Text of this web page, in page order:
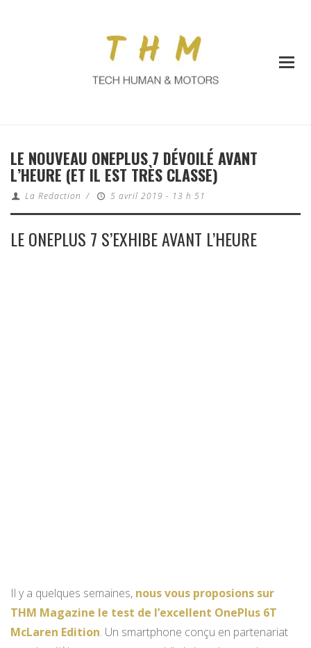
LE NOUVEAU ONEPLUS 7 DÉVOILÉ AVANT
L’HEURE (ET IL EST TRÈS CLASSE)
La Redaction / 5 avril 2019 - 13 h 51
LE ONEPLUS 7 S’EXHIBE AVANT L’HEURE
Il y a quelques semaines, nous vous proposions sur
THM Magazine le test de l’excellent OnePlus 6T
McLaren Edition. Un smartphone conçu en partenariat